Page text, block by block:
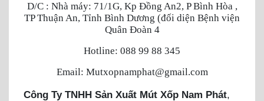
D/C : Nhà máy: 71/1G, Kp Đồng An2, P Bình Hòa ,
TP Thuận An, Tỉnh Bình Dương (đối diện Bệnh viện
Quân Đoàn 4
Hotline: 088 99 88 345
Email: Mutxopnamphat@gmail.com
Công Ty TNHH Sản Xuất Mút Xốp Nam Phát,